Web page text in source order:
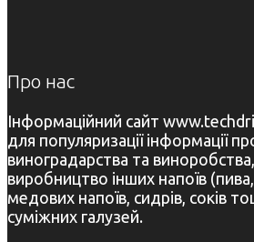
Про нас
Інформаційний сайт
для популяризації інформації
виноградарства та
виробництво інших напоїв
медових напоїв, сидрів, соків
суміжних галузей.